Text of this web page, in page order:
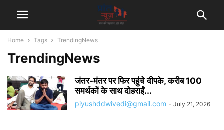
Home Tags TrendingNews
TrendingNews
जंतर-मंतर पर फिर पहुंचे दीपके, करीब 100
समर्थकों के साथ दोहराईं...
piyushddwivedi@gmail.com - July 21, 2026